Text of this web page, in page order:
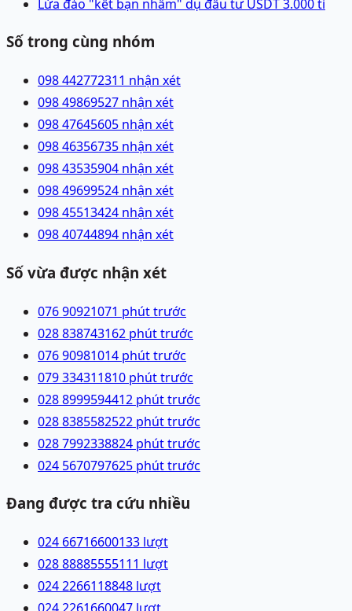
Lừa đảo "kết bạn nhầm" dụ đầu tư USDT 3.000 tỉ
Số trong cùng nhóm
098 442772311 nhận xét
098 49869527 nhận xét
098 47645605 nhận xét
098 46356735 nhận xét
098 43535904 nhận xét
098 49699524 nhận xét
098 45513424 nhận xét
098 40744894 nhận xét
Số vừa được nhận xét
076 90921071 phút trước
028 838743162 phút trước
076 90981014 phút trước
079 334311810 phút trước
028 8999594412 phút trước
028 8385582522 phút trước
028 7992338824 phút trước
024 5670797625 phút trước
Đang được tra cứu nhiều
024 66716600133 lượt
028 88885555111 lượt
024 2266118848 lượt